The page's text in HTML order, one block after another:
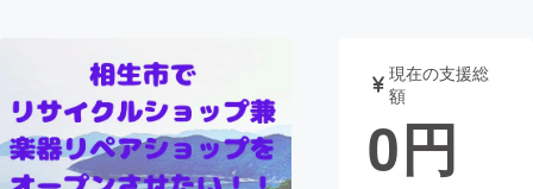
テクノロジー・ガジェット
映像・映画 書籍・雑誌
現在の支援総
額
0円